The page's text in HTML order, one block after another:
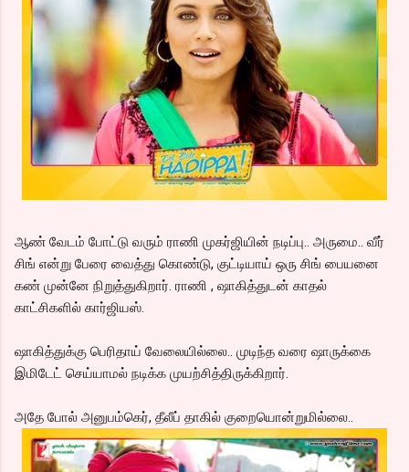
ஆண் வேடம் போட்டு வரும் ராணி முகர்ஜியின் நடிப்பு.. அருமை.. வீர்
சிங் என்று பேரை வைத்து கொண்டு, குட்டியாய் ஒரு சிங் பையனை
கண் முன்னே நிறுத்துகிறார். ராணி , ஷாகித்துடன் காதல்
காட்சிகளில் கார்ஜியஸ்.
ஷாகித்துக்கு பெரிதாய் வேலையில்லை.. முடிந்த வரை ஷாருக்கை
இமிடேட் செய்யாமல் நடிக்க முயற்சித்திருக்கிறார்.
அதே போல் அனுபம்கெர், தீலீப் தாகில் குறையொன்றுமில்லை..